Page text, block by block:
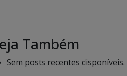
Também
Sem posts recentes disponíveis.